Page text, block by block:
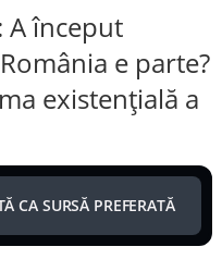
început
e parte?
existențială a
CA SURSĂ PREFERATĂ